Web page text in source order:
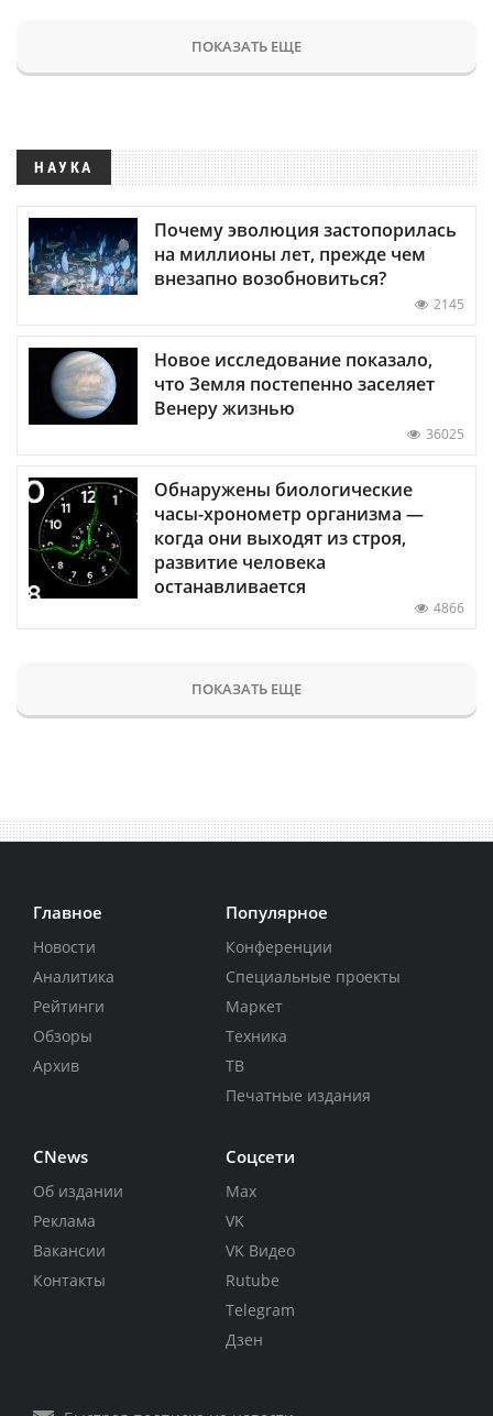
ПОКАЗАТЬ ЕЩЕ
НАУКА
Почему эволюция застопорилась
на миллионы лет, прежде чем
внезапно возобновиться?
2145
Новое исследование показало,
что Земля постепенно заселяет
Венеру жизнью
36025
Обнаружены биологические
часы-хронометр организма —
когда они выходят из строя,
развитие человека
останавливается
4866
ПОКАЗАТЬ ЕЩЕ
Главное
Новости
Аналитика
Рейтинги
Обзоры
Архив
Популярное
Конференции
Специальные проекты
Маркет
Техника
ТВ
Печатные издания
CNews
Об издании
Реклама
Вакансии
Контакты
Соцсети
Max
VK
VK Видео
Rutube
Telegram
Дзен